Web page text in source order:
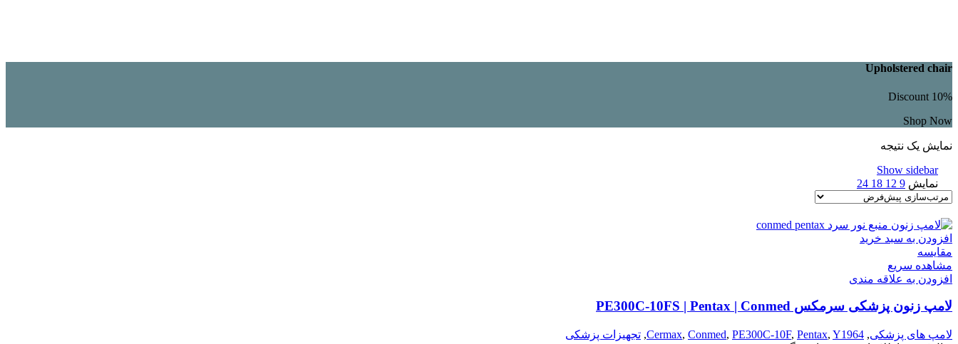
Upholstered chair
Discount 10%
Shop Now
نمایش یک نتیجه
Show sidebar
نمایش 9
12
18
24
افزودن به سبد خرید
مقایسه
مشاهده سریع
افزودن به علاقه مندی
لامپ زنون پزشکی سرمکس PE300C-10FS | Pentax | Conmed
لامپ های پزشکی,
Cermax, Conmed, PE300C-10F, Pentax, Y1964
, تجهیزات پزشکی